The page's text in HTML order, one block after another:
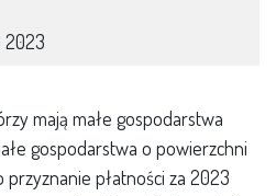
2023
mają małe gospodarstwa
gospodarstwa o powierzchni
przyznanie płatności za 2023